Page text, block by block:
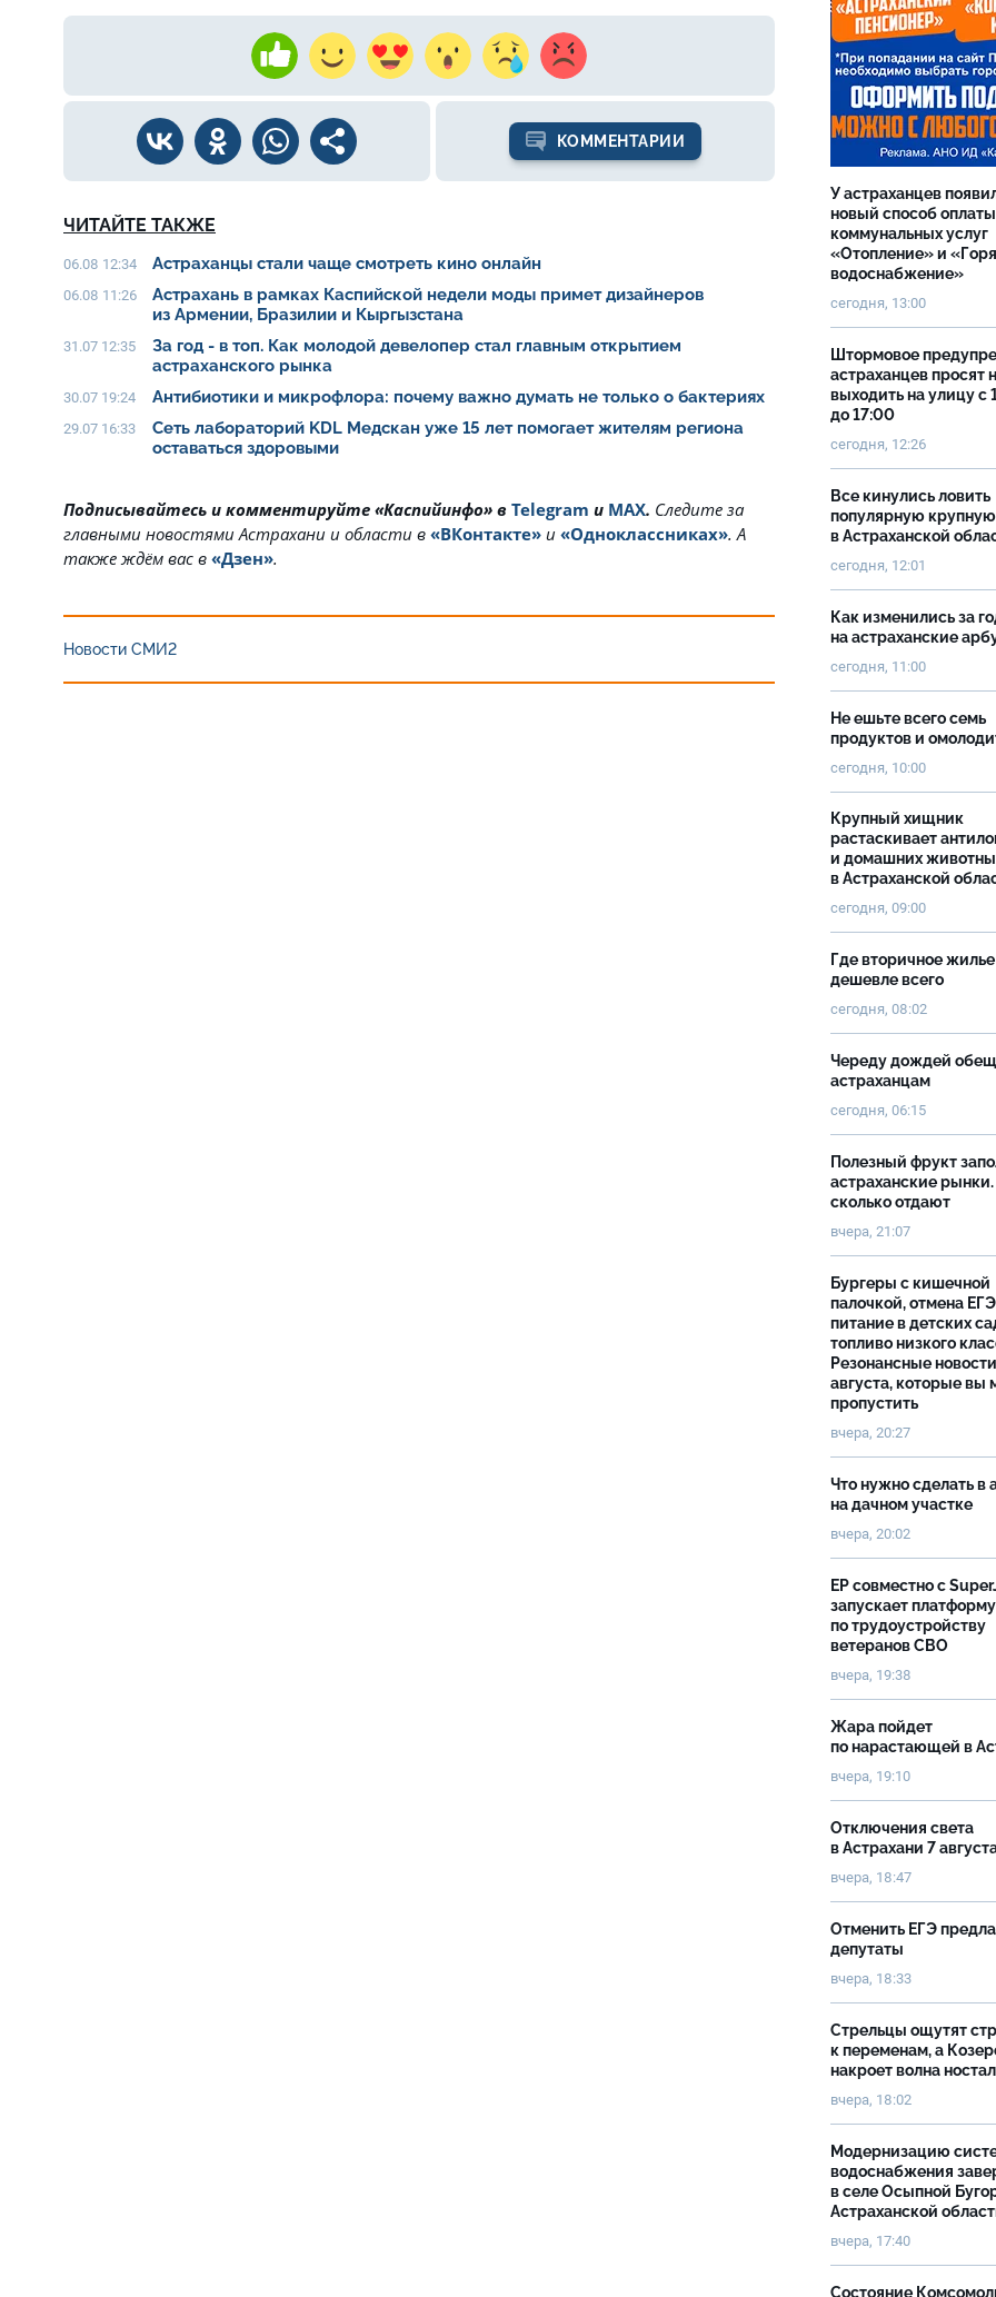
КОММЕНТАРИИ
ЧИТАЙТЕ ТАКЖЕ
06.08 12:34 Астраханцы стали чаще смотреть кино онлайн
06.08 11:26
Астрахань в рамках Каспийской недели моды примет дизайнеров
из Армении, Бразилии и Кыргызстана
31.07 12:35
За год - в топ. Как молодой девелопер стал главным открытием
астраханского рынка
30.07 19:24 Антибиотики и микрофлора: почему важно думать не только о бактериях
29.07 16:33
Сеть лабораторий KDL Медскан уже 15 лет помогает жителям региона
оставаться здоровыми
Подписывайтесь и комментируйте «Каспийинфо» в Telegram и MAX. Cледите за
главными новостями Астрахани и области в «ВКонтакте» и «Одноклассниках». А
также ждём вас в «Дзен».
Новости СМИ2
У астраханцев
новый способ оплаты
коммунальных услуг
«Отопление» и
водоснабжение»
сегодня, 13:00
Штормовое
астраханцев просят
выходить на улицу с
до 17:00
сегодня, 12:26
Все кинулись ловить
популярную
в Астраханской
сегодня, 12:01
Как изменились за
на астраханские
сегодня, 11:00
Не ешьте всего семь
продуктов и
сегодня, 10:00
Крупный хищник
растаскивает
и домашних
в Астраханской
сегодня, 09:00
Где вторичное жилье
дешевле всего
сегодня, 08:02
Череду дождей
астраханцам
сегодня, 06:15
Полезный фрукт
астраханские рынки.
сколько отдают
вчера, 21:07
Бургеры с кишечной
палочкой, отмена
питание в детских
топливо низкого
Резонансные
августа, которые вы
пропустить
вчера, 20:27
Что нужно сделать в
на дачном участке
вчера, 20:02
ЕР совместно с
запускает платформу
по трудоустройству
ветеранов СВО
вчера, 19:38
Жара пойдет
по нарастающей в
вчера, 19:10
Отключения света
в Астрахани 7
вчера, 18:47
Отменить ЕГЭ
депутаты
вчера, 18:33
Стрельцы ощутят
к переменам, а
накроет волна
вчера, 18:02
Модернизацию
водоснабжения
в селе Осыпной
Астраханской
вчера, 17:40
Состояние